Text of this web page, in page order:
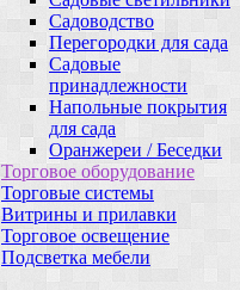
Садоводство
Перегородки для сада
Садовые
принадлежности
Напольные покрытия
для сада
Оранжереи / Беседки
Торговое оборудование
Торговые системы
Витрины и прилавки
Торговое освещение
Подсветка мебели